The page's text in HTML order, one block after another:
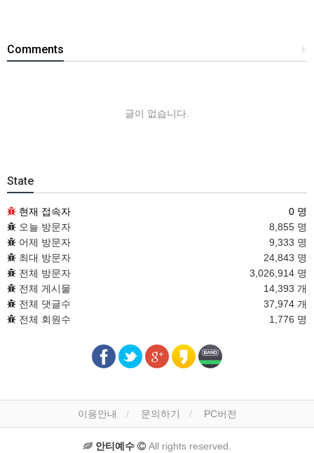
+
Comments
글이 없습니다.
State
현재 접속자
0 명
오늘 방문자
8,855 명
어제 방문자
9,333 명
최대 방문자
24,843 명
전체 방문자
3,026,914 명
전체 게시물
14,393 개
전체 댓글수
37,974 개
전체 회원수
1,776 명
이용안내 문의하기 PC버전
안티예수 All rights reserved.